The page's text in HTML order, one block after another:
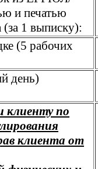
и печатью
(за 1 выписку):
(5 рабочих
день)
клиенту по
клиента от